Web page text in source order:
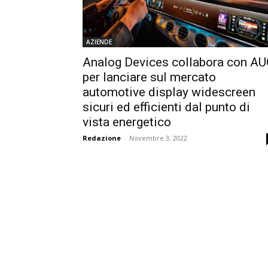
AZIENDE
Analog Devices collabora con
per lanciare sul mercato
automotive display widescreen
sicuri ed efficienti dal punto di
vista energetico
Redazione - Novembre 3, 2022